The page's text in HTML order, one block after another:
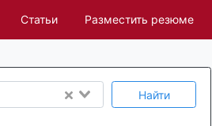
Статьи Разместить резюме
Найти